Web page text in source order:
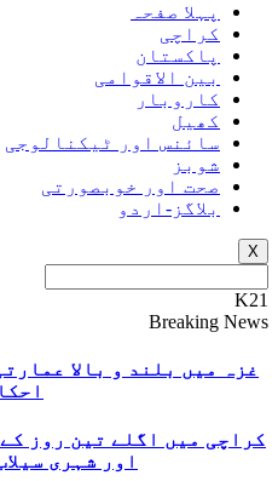
پہلا صفحہ
کراچی
پاکستان
بین الاقوامی
کاروبار
کھیل
سائنس اور ٹیکنالوجی
شوبز
صحت اور خوبصورتی
بلاگز-اردو
X
K21
Breaking News
غزہ میں بلند و بالا
کراچی میں اگلے تین روز
اور شہری